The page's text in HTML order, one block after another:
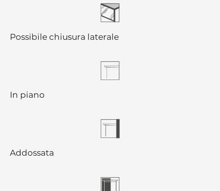
Possibile chiusura laterale
In piano
Addossata